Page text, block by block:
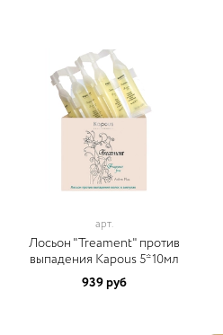
арт.
Лосьон "Treament" против
выпадения Kapous 5*10мл
939 руб